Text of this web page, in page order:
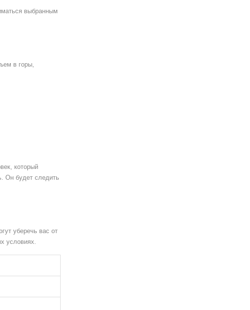
выбранным
в горы,
который
Он будет следить
уберечь вас от
условиях.